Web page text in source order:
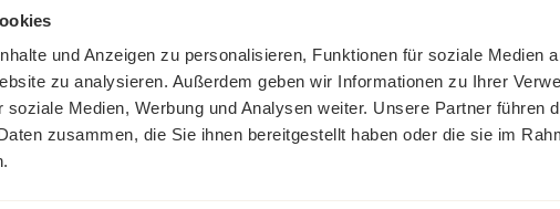
und Anzeigen zu personalisieren, Funktionen für soziale Medien
zu analysieren. Außerdem geben wir Informationen zu Ihrer
Medien, Werbung und Analysen weiter. Unsere Partner führen
zusammen, die Sie ihnen bereitgestellt haben oder die sie im